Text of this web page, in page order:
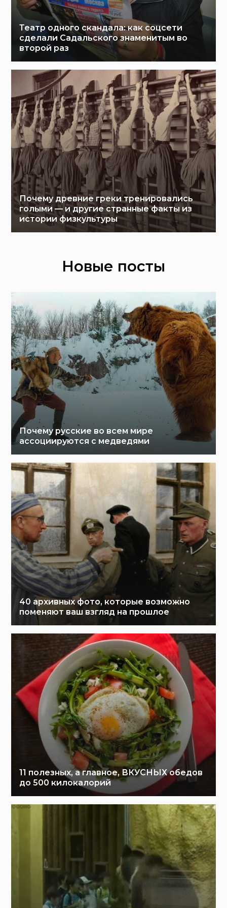
Театр одного скандала: как соцсети
сделали Садальского знаменитым во
второй раз
Почему древние греки тренировались
голыми — и другие странные факты из
истории физкультуры
Новые посты
Почему русские во всем мире
ассоциируются с медведями
40 архивных фото, которые возможно
поменяют ваш взгляд на прошлое
11 полезных, а главное, ВКУСНЫХ обедов
до 500 килокалорий